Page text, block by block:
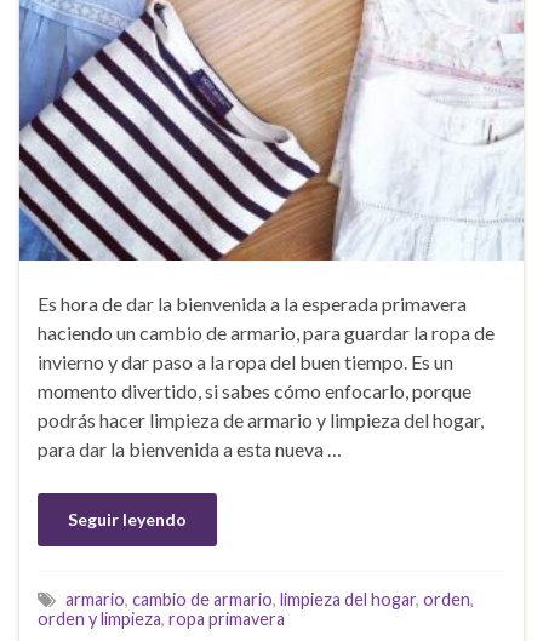
Es hora de dar la bienvenida a la esperada primavera
haciendo un cambio de armario, para guardar la ropa de
invierno y dar paso a la ropa del buen tiempo. Es un
momento divertido, si sabes cómo enfocarlo, porque
podrás hacer limpieza de armario y limpieza del hogar,
para dar la bienvenida a esta nueva …
Seguir leyendo
armario, cambio de armario, limpieza del hogar, orden,
orden y limpieza, ropa primavera